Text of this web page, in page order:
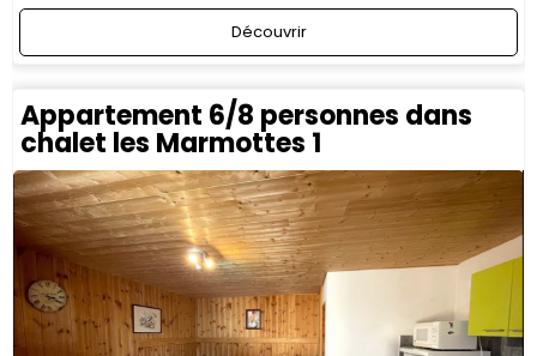
Découvrir
Appartement 6/8 personnes dans
chalet les Marmottes 1